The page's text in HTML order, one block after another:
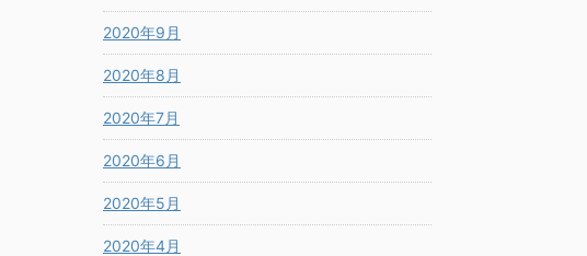
2020年9月
2020年8月
2020年7月
2020年6月
2020年5月
2020年4月